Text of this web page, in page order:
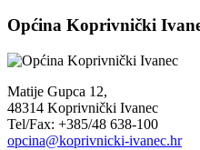
Općina Koprivnički
Matije Gupca 12,
48314 Koprivnički Ivanec
Tel/Fax: +385/48 638-100
opcina@koprivnicki-ivanec.hr